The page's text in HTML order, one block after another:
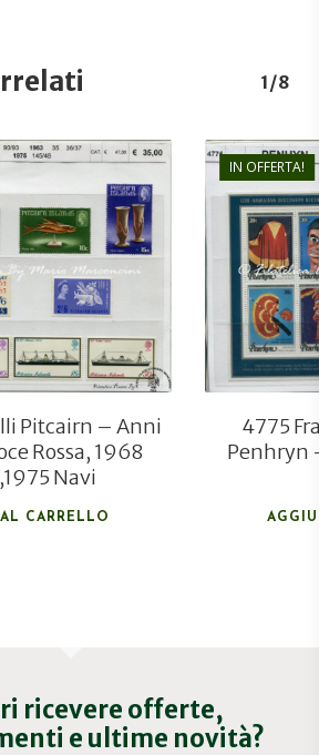
1/8
Pitcairn – Anni
Rossa, 1968
Navi
CARRELLO
IN OFFERTA!
4775
Penhryn
ricevere offerte,
e ultime novità?